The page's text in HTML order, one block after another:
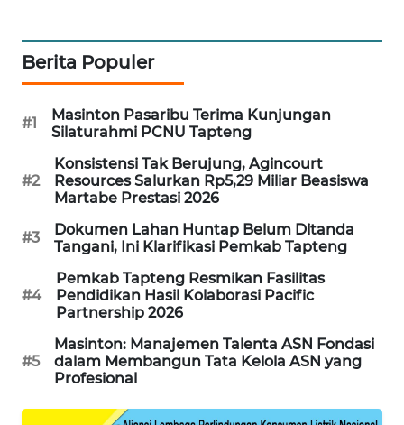
Berita Populer
#1
Masinton Pasaribu Terima Kunjungan
Silaturahmi PCNU Tapteng
#2
Konsistensi Tak Berujung, Agincourt
Resources Salurkan Rp5,29 Miliar Beasiswa
Martabe Prestasi 2026
#3
Dokumen Lahan Huntap Belum Ditanda
Tangani, Ini Klarifikasi Pemkab Tapteng
#4
Pemkab Tapteng Resmikan Fasilitas
Pendidikan Hasil Kolaborasi Pacific
Partnership 2026
#5
Masinton: Manajemen Talenta ASN Fondasi
dalam Membangun Tata Kelola ASN yang
Profesional
KARING
NEWS
JURNAL
MARITIM
HUMBANG
NEWS
GARONGGANG
NEWS
FISUELRI
ID
ENERGI
NEWS